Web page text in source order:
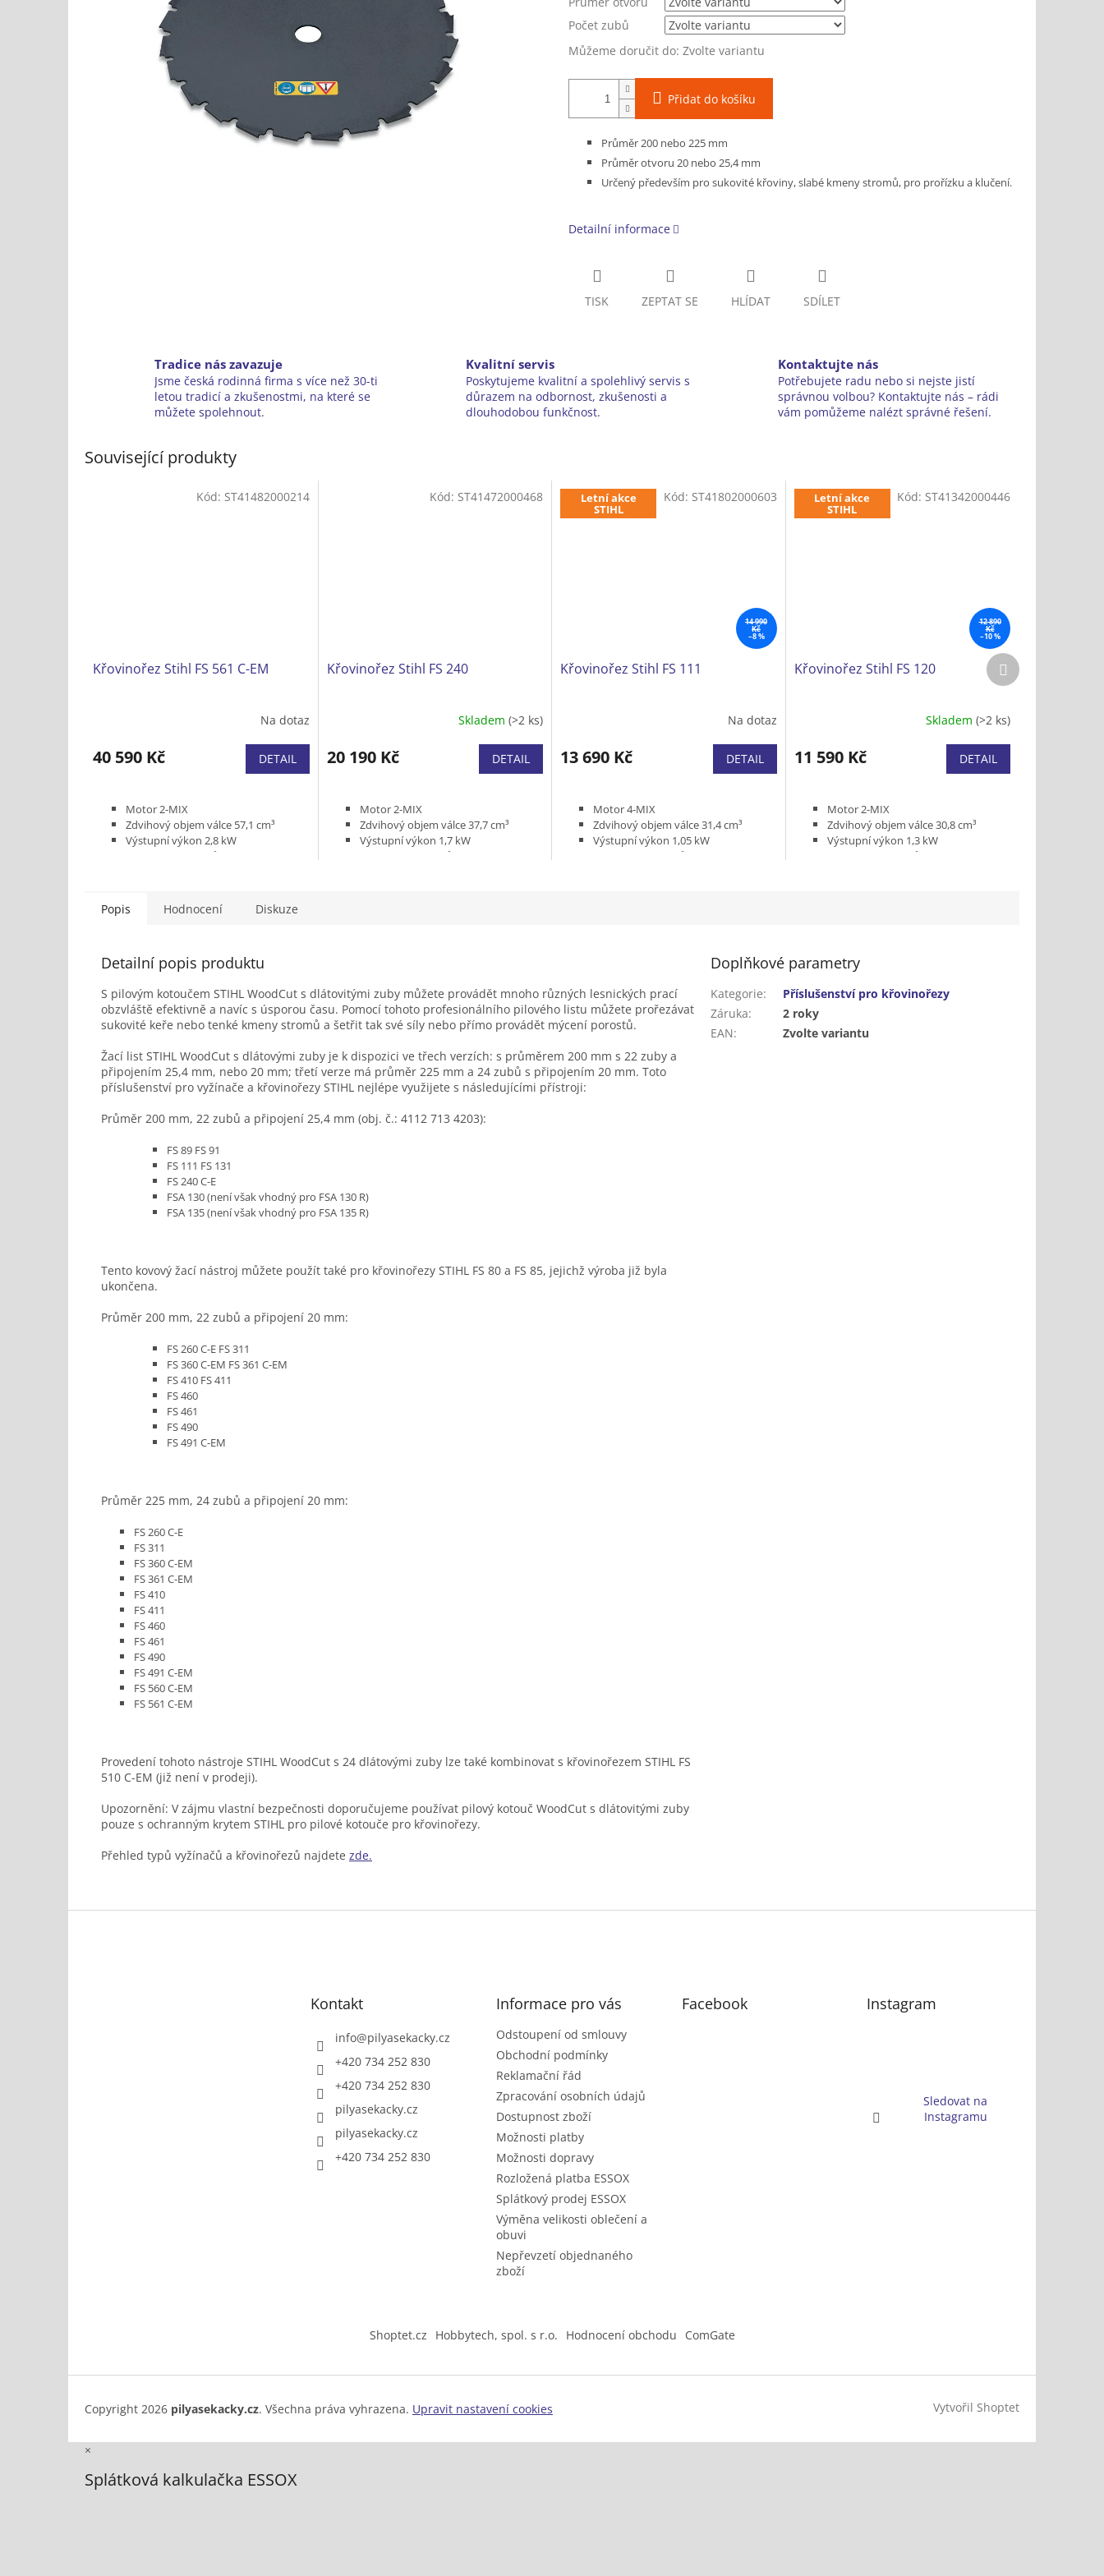
Počet zubů
Můžeme doručit do: Zvolte variantu
Přidat do košíku
Průměr 200 nebo 225 mm
Průměr otvoru 20 nebo 25,4 mm
Určený především pro sukovité křoviny, slabé kmeny stromů, pro prořízku a klučení.
Detailní informace
TISK ZEPTAT SE HLÍDAT SDÍLET
Tradice nás zavazuje
Jsme česká rodinná firma s více než 30-ti
letou tradicí a zkušenostmi, na které se
můžete spolehnout.
Kvalitní servis
Poskytujeme kvalitní a spolehlivý servis s
důrazem na odbornost, zkušenosti a
dlouhodobou funkčnost.
Kontaktujte nás
Potřebujete radu nebo si nejste jistí
správnou volbou? Kontaktujte nás – rádi
vám pomůžeme nalézt správné řešení.
Související produkty
Křovinořez Stihl FS 561 C-EM
Na dotaz
40 590 Kč DETAIL
Motor 2-MIX
Zdvihový objem válce 57,1 cm³
Výstupní výkon 2,8 kW
Výbava vyžínací nůž 350-3
Kód: ST41482000214
Křovinořez Stihl FS 240
produktu
hvězdiček.
Skladem(>2 ks)
20 190 Kč DETAIL
Motor 2-MIX
Zdvihový objem válce 37,7 cm³
Výstupní výkon 1,7 kW
Výbava vyžínací nůž 250-3
Kód: ST41472000468 Letní akce
STIHL
14 990
Kč
–8 %
Křovinořez Stihl FS 111
Na dotaz
13 690 Kč DETAIL
Motor 4-MIX
Zdvihový objem válce 31,4 cm³
Výstupní výkon 1,05 kW
Výbava vyžínací nůž 250-3
Kód: ST41802000603 Letní akce
STIHL
12 890
Kč
–10 %
Křovinořez Stihl FS 120
produktu
hvězdiček.
Skladem(>2 ks)
11 590 Kč DETAIL
Motor 2-MIX
Zdvihový objem válce 30,8 cm³
Výstupní výkon 1,3 kW
Výbava vyžínací nůž 250-3
Kód: ST41342000446
Další
produkt
Popis Hodnocení Diskuze
Detailní popis produktu
S pilovým kotoučem STIHL WoodCut s dlátovitými zuby můžete provádět mnoho různých lesnických prací
obzvláště efektivně a navíc s úsporou času. Pomocí tohoto profesionálního pilového listu můžete prořezávat
sukovité keře nebo tenké kmeny stromů a šetřit tak své síly nebo přímo provádět mýcení porostů.
Žací list STIHL WoodCut s dlátovými zuby je k dispozici ve třech verzích: s průměrem 200 mm s 22 zuby a
připojením 25,4 mm, nebo 20 mm; třetí verze má průměr 225 mm a 24 zubů s připojením 20 mm. Toto
příslušenství pro vyžínače a křovinořezy STIHL nejlépe využijete s následujícími přístroji:
Průměr 200 mm, 22 zubů a připojení 25,4 mm (obj. č.: 4112 713 4203):
FS 89 FS 91
FS 111 FS 131
FS 240 C-E
FSA 130 (není však vhodný pro FSA 130 R)
FSA 135 (není však vhodný pro FSA 135 R)
Tento kovový žací nástroj můžete použít také pro křovinořezy STIHL FS 80 a FS 85, jejichž výroba již byla
ukončena.
Průměr 200 mm, 22 zubů a připojení 20 mm:
FS 260 C-E FS 311
FS 360 C-EM FS 361 C-EM
FS 410 FS 411
FS 460
FS 461
FS 490
FS 491 C-EM
Průměr 225 mm, 24 zubů a připojení 20 mm:
FS 260 C-E
FS 311
FS 360 C-EM
FS 361 C-EM
FS 410
FS 411
FS 460
FS 461
FS 490
FS 491 C-EM
FS 560 C-EM
FS 561 C-EM
Provedení tohoto nástroje STIHL WoodCut s 24 dlátovými zuby lze také kombinovat s křovinořezem STIHL FS
510 C-EM (již není v prodeji).
Upozornění: V zájmu vlastní bezpečnosti doporučujeme používat pilový kotouč WoodCut s dlátovitými zuby
pouze s ochranným krytem STIHL pro pilové kotouče pro křovinořezy.
Přehled typů vyžínačů a křovinořezů najdete zde.
Doplňkové parametry
Kategorie:
Příslušenství pro křovinořezy
Záruka:
2 roky
EAN: Zvolte variantu
Kontakt
info@pilyasekacky.cz
+420 734 252 830
+420 734 252 830
pilyasekacky.cz
pilyasekacky.cz
+420 734 252 830
Informace pro vás
Odstoupení od smlouvy
Obchodní podmínky
Reklamační řád
Zpracování osobních údajů
Dostupnost zboží
Možnosti platby
Možnosti dopravy
Rozložená platba ESSOX
Splátkový prodej ESSOX
Výměna velikosti oblečení a
obuvi
Nepřevzetí objednaného
zboží
Facebook Instagram
Sledovat na
Instagramu
Shoptet.cz Hobbytech, spol. s r.o. Hodnocení obchodu ComGate
Vytvořil Shoptet
Copyright 2026 pilyasekacky.cz. Všechna práva vyhrazena. Upravit nastavení cookies
×
Splátková kalkulačka ESSOX